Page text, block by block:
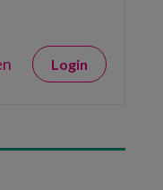
Login